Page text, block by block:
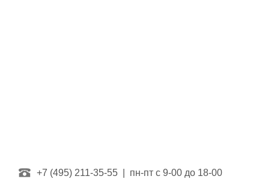
+7 (495) 211-35-55 | пн-пт с 9-00 до 18-00